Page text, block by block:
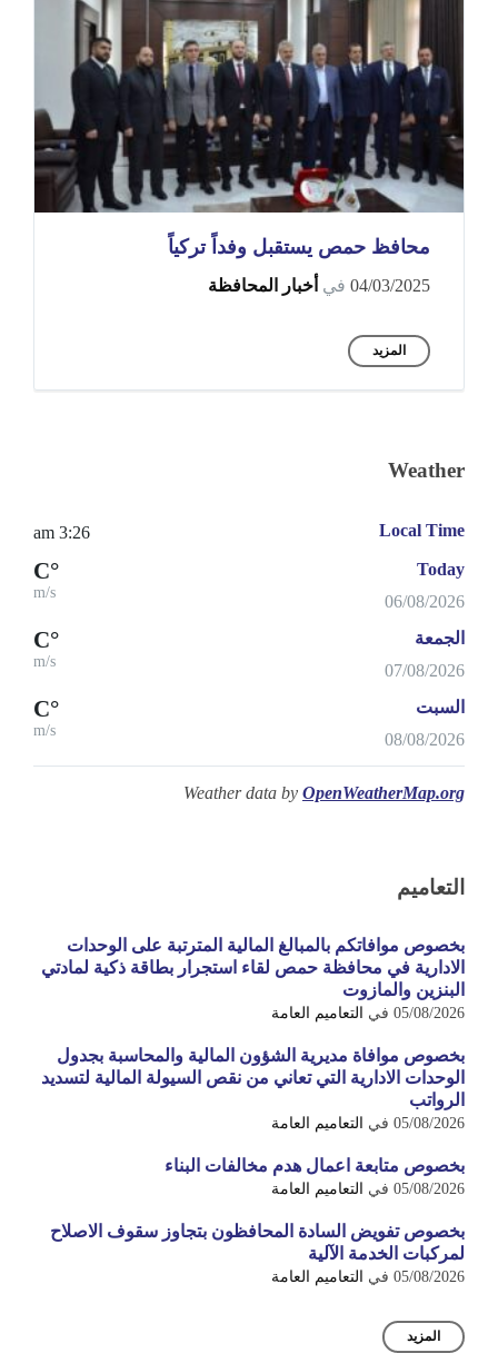
محافظ حمص يستقبل وفداً تركياً
04/03/2025 في أخبار المحافظة
المزيد
Weather
Local Time
3:26 am
Today
06/08/2026
°C
m/s
الجمعة
07/08/2026
°C
m/s
السبت
08/08/2026
°C
m/s
Weather data by OpenWeatherMap.org
التعاميم
بخصوص موافاتكم بالمبالغ المالية المترتبة على الوحدات
الادارية في محافظة حمص لقاء استجرار بطاقة ذكية لمادتي
البنزين والمازوت
05/08/2026 في التعاميم العامة
بخصوص موافاة مديرية الشؤون المالية والمحاسبة بجدول
الوحدات الادارية التي تعاني من نقص السيولة المالية لتسديد
الرواتب
05/08/2026 في التعاميم العامة
بخصوص متابعة اعمال هدم مخالفات البناء
05/08/2026 في التعاميم العامة
بخصوص تفويض السادة المحافظون بتجاوز سقوف الاصلاح
لمركبات الخدمة الآلية
05/08/2026 في التعاميم العامة
المزيد